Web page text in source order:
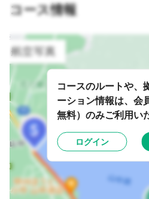
コース情報
コースのルートや、
ーション情報は、会
無料）のみご利用い
ログイン